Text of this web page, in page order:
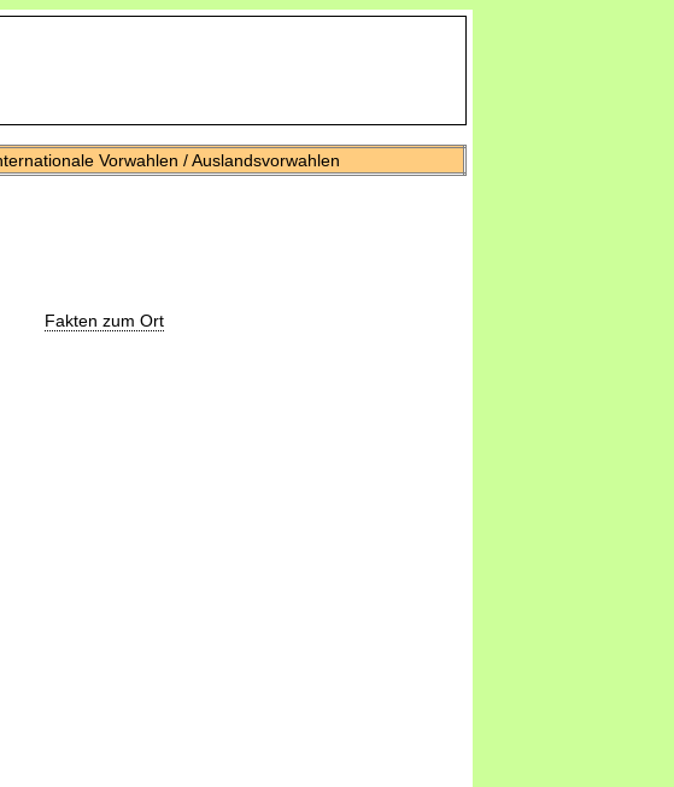
Vorwahlen / Auslandsvorwahlen
Fakten zum Ort